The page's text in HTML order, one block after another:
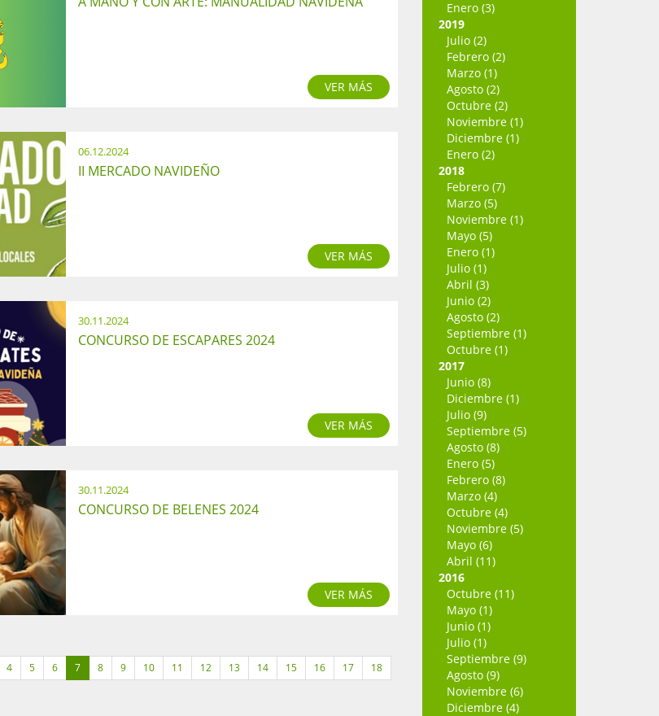
VER MÁS
06.12.2024
II MERCADO NAVIDEÑO
VER MÁS
30.11.2024
CONCURSO DE ESCAPARES 2024
VER MÁS
30.11.2024
CONCURSO DE BELENES 2024
VER MÁS
4 5 6 7 8 9 10 11 12 13 14 15 16 17
18
Enero (3)
2019
Julio (2)
Febrero (2)
Marzo (1)
Agosto (2)
Octubre (2)
Noviembre (1)
Diciembre (1)
Enero (2)
2018
Febrero (7)
Marzo (5)
Noviembre (1)
Mayo (5)
Enero (1)
Julio (1)
Abril (3)
Junio (2)
Agosto (2)
Septiembre (1)
Octubre (1)
2017
Junio (8)
Diciembre (1)
Julio (9)
Septiembre (5)
Agosto (8)
Enero (5)
Febrero (8)
Marzo (4)
Octubre (4)
Noviembre (5)
Mayo (6)
Abril (11)
2016
Octubre (11)
Mayo (1)
Junio (1)
Julio (1)
Septiembre (9)
Agosto (9)
Noviembre (6)
Diciembre (4)